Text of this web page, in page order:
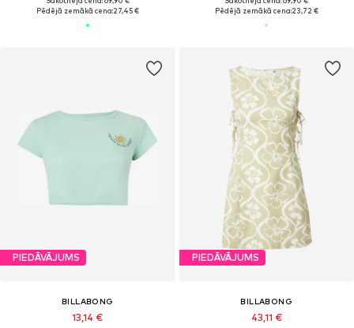
Pēdējā zemākā cena:27,45 €
Pēdējā zemākā cena:23,72 €
PIEDĀVĀJUMS
BILLABONG
13,14 €
PIEDĀVĀJUMS
BILLABONG
43,11 €